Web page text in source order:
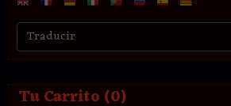
Tu Carrito (0)